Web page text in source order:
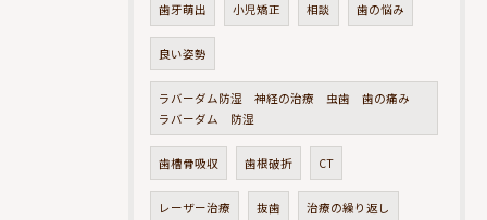
歯牙萌出 小児矯正 相談 歯の悩み
良い姿勢
ラバーダム防湿 神経の治療 虫歯 歯の痛み
ラバーダム 防湿
歯槽骨吸収 歯根破折 CT
レーザー治療 抜歯 治療の繰り返し